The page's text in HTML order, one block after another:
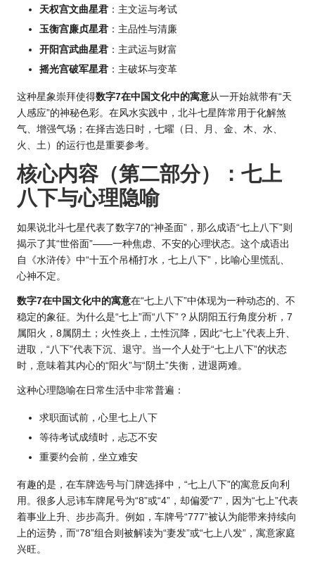
天权宫文曲星君 ：主文运与考试
玉衡宫廉贞星君 ：主品性与清廉
开阳宫武曲星君 ：主武运与财富
摇光宫破军星君 ：主破坏与变革
这种星象崇拜使得数字7在中国文化中的寓意从一开始就带有“天
人感应”的神秘色彩。在风水实践中，北斗七星阵常用于化解煞
气、增强气场；在择吉选日时，七曜（日、月、金、木、水、
火、土）的运行也是重要参考。
核心内容（第二部分）：七上
八下与心理隐喻
如果说北斗七星代表了数字7的“神圣面”，那么成语“七上八下”则
揭示了其“世俗面”——一种焦虑、不安的心理状态。这个成语出
自《水浒传》中“十五个吊桶打水，七上八下”，比喻心里慌乱、
心神不定。
数字7在中国文化中的寓意在“七上八下”中体现为一种动态的、不
稳定的象征。为什么是“七上”而“八下”？从阴阳五行角度分析，7
属阳火，8属阴土；火性炎上，土性沉降，因此“七上”代表上升、
进取，“八下”代表下沉、退守。当一个人处于“七上八下”的状态
时，意味着其内心的“阳火”与“阴土”失衡，进退两难。
这种心理隐喻在日常生活中非常普遍：
求职面试前，心里七上八下
等待考试成绩时，忐忑不安
重要约会前，坐立难安
有趣的是，在车牌选号与门牌选择中，“七上八下”的寓意反向利
用。很多人忌讳车牌尾号为“8”或“4”，却偏爱“7”，因为“七上”代表
着事业上升、步步高升。例如，车牌号“777”被认为能带来持续向
上的运势 ，而“78”组合则被解读为“妻发”或“七上八发”，寓意家庭
兴旺。